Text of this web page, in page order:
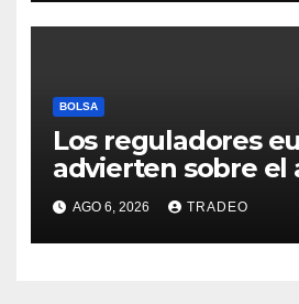
BOLSA
Los reguladores
advierten sobre el
del fraude con
llegada de MiCA
AGO 6, 2026 TRADEO